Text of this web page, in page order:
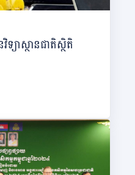
ទ្យាស្ថានជាតិស្ថិតិ